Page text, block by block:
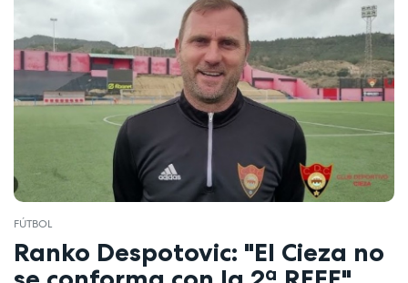
FÚTBOL
Ranko Despotovic: "El Cieza no